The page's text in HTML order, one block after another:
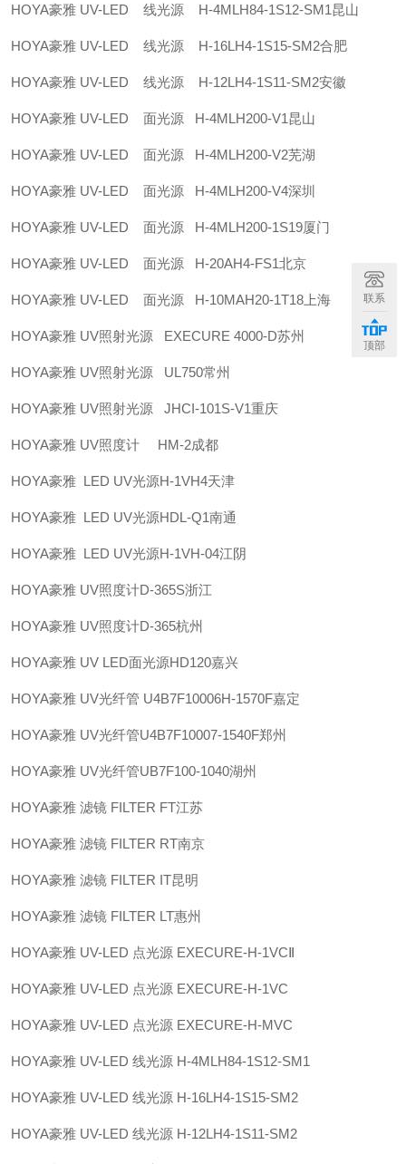
HOYA豪雅 UV-LED 线光源 H-4MLH84-1S12-SM1昆山
HOYA豪雅 UV-LED 线光源 H-16LH4-1S15-SM2合肥
HOYA豪雅 UV-LED 线光源 H-12LH4-1S11-SM2安徽
HOYA豪雅 UV-LED 面光源 H-4MLH200-V1昆山
HOYA豪雅 UV-LED 面光源 H-4MLH200-V2芜湖
HOYA豪雅 UV-LED 面光源 H-4MLH200-V4深圳
HOYA豪雅 UV-LED 面光源 H-4MLH200-1S19厦门
HOYA豪雅 UV-LED 面光源 H-20AH4-FS1北京
HOYA豪雅 UV-LED 面光源 H-10MAH20-1T18上海
HOYA豪雅 UV照射光源 EXECURE 4000-D苏州
HOYA豪雅 UV照射光源 UL750常州
HOYA豪雅 UV照射光源 JHCI-101S-V1重庆
HOYA豪雅 UV照度计 HM-2成都
HOYA豪雅 LED UV光源H-1VH4天津
HOYA豪雅 LED UV光源HDL-Q1南通
HOYA豪雅 LED UV光源H-1VH-04江阴
HOYA豪雅 UV照度计D-365S浙江
HOYA豪雅 UV照度计D-365杭州
HOYA豪雅 UV LED面光源HD120嘉兴
HOYA豪雅 UV光纤管 U4B7F10006H-1570F嘉定
HOYA豪雅 UV光纤管U4B7F10007-1540F郑州
HOYA豪雅 UV光纤管UB7F100-1040湖州
HOYA豪雅 滤镜 FILTER FT江苏
HOYA豪雅 滤镜 FILTER RT南京
HOYA豪雅 滤镜 FILTER IT昆明
HOYA豪雅 滤镜 FILTER LT惠州
HOYA豪雅 UV-LED 点光源 EXECURE-H-1VCⅡ
HOYA豪雅 UV-LED 点光源 EXECURE-H-1VC
HOYA豪雅 UV-LED 点光源 EXECURE-H-MVC
HOYA豪雅 UV-LED 线光源 H-4MLH84-1S12-SM1
HOYA豪雅 UV-LED 线光源 H-16LH4-1S15-SM2
HOYA豪雅 UV-LED 线光源 H-12LH4-1S11-SM2
联系
顶部